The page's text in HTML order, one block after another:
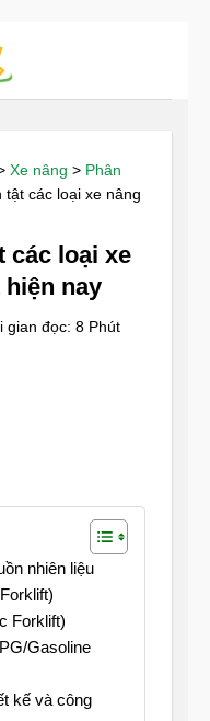
Xe nâng > Phân
các loại xe nâng
các loại xe
hiện nay
gian đọc: 8 Phút
nhiên liệu
Forklift)
Gasoline
kế và công